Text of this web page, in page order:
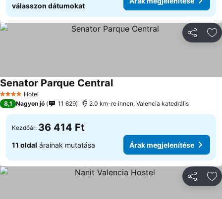
válasszon dátumokat
4 KategóriaHotel
Senator Parque Central
8,1 Nagyon jó 11 629 2.0 km-re innen: Valencia katedrális
Kezdőár: 36 414 Ft
11 oldal árainak mutatása Árak megjelenítése